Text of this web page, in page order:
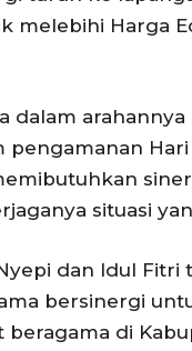
melebihi Harga
dalam
situasi
dan Idul Fitri
bersinergi
di